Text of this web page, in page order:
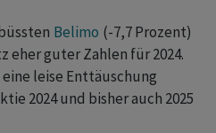
Belimo (-7,7 Prozent)
eher guter Zahlen für 2024.
leise Enttäuschung
2024 und bisher auch 2025